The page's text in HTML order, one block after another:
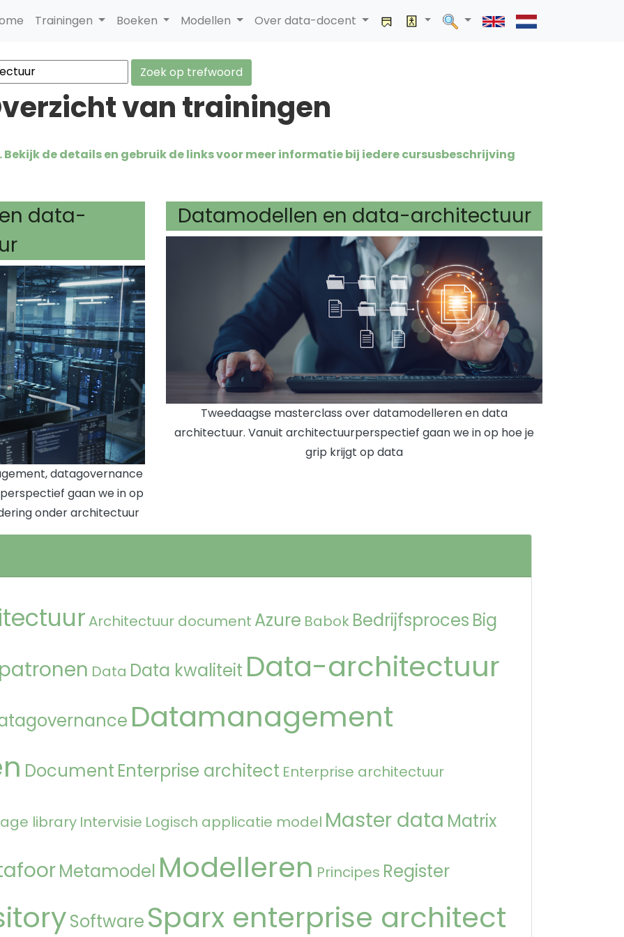
Trainingen Boeken Modellen Over data-docent
van trainingen
de details en gebruik de links voor meer informatie bij iedere cursusbeschrijving
data-
datagovernance
gaan we in op
onder architectuur
Datamodellen en data-architectuur
Tweedaagse masterclass over datamodelleren en data
architectuur. Vanuit architectuurperspectief gaan we in op hoe je
grip krijgt op data
Architectuur document Azure Babok Bedrijfsproces Big
Data Data kwaliteit Data-architectuur
Datamanagement
Document Enterprise architect Enterprise architectuur
library Intervisie Logisch applicatie model Master data Matrix
Metamodel Modelleren Principes Register
Software Sparx enterprise architect